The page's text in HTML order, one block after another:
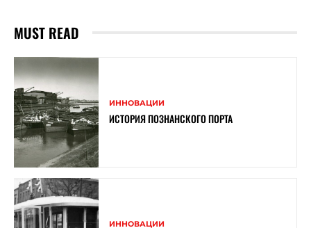
MUST READ
ИННОВАЦИИ
ИСТОРИЯ ПОЗНАНСКОГО ПОРТА
ИННОВАЦИИ